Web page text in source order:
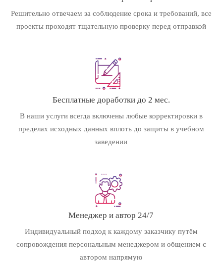
Решительно отвечаем за соблюдение срока и требований, все
проекты проходят тщательную проверку перед отправкой
Бесплатные доработки до 2 мес.
В наши услуги всегда включены любые корректировки в
пределах исходных данных вплоть до защиты в учебном
заведении
Менеджер и автор 24/7
Индивидуальный подход к каждому заказчику путём
сопровождения персональным менеджером и общением с
автором напрямую